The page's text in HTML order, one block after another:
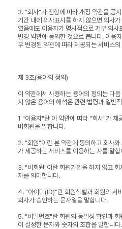
3. "회사"가 전항에 따라 개정 약관을 공
기간 내에 의사표시를 하지 않으면 의사
였음에도 이용자가 명시적으로 거부 의
변경 약관에 동의한 것으로 봅니다. 이용
우 변경된 약관에 따라 제공되는 서비스
제 3조(용어의 정의)
이 약관에서 사용하는 용어의 정의는 다
지 않은 용어의 해석은 관련 법령과 일반
1 "이용자"란 이 약관에 따라 "회사"가 제
비회원을 말합니다.
2. "회원"이란 본 약관에 동의하고 회사
가 제공하는 서비스를 이용하는 자를 말합
3. "비회원"이란 회원가입을 하지 않고
자를 의미합니다.
4. "아이디(ID)"란 회원식별과 회원의 서
회사가 승인하는 문자열을 말합니다.
5. "비밀번호"란 회원의 동일성 확인과 회
이 설정한 문자와 숫자의 조합을 말합니다.